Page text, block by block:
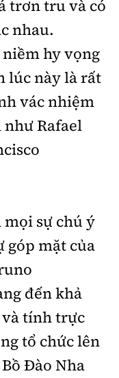
trơn tru và có
nhau.
hy vọng
lúc này là rất
vác nhiệm
Rafael
sự chú ý
góp mặt của
đến khả
và tính trực
tổ chức lên
Đào Nha